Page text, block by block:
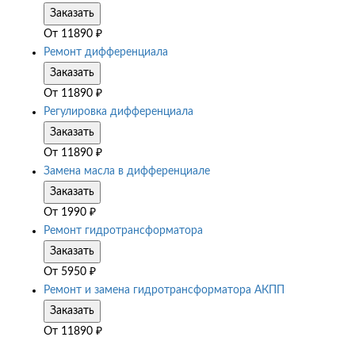
Заказать
От 11890 ₽
Ремонт дифференциала
Заказать
От 11890 ₽
Регулировка дифференциала
Заказать
От 11890 ₽
Замена масла в дифференциале
Заказать
От 1990 ₽
Ремонт гидротрансформатора
Заказать
От 5950 ₽
Ремонт и замена гидротрансформатора АКПП
Заказать
От 11890 ₽